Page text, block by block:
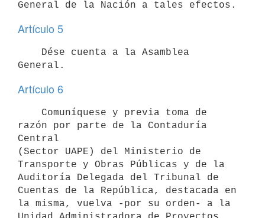
Artículo 5
Artículo 6
razón por parte de la Contaduría
Central
(Sector UAPE) del Ministerio de
Transporte y Obras Públicas y de la
Auditoría Delegada del Tribunal de
Cuentas de la República, destacada en
la misma, vuelva -por su orden- a la